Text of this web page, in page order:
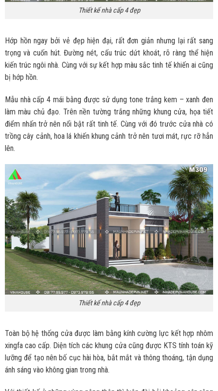
Thiết kế nhà cấp 4 đẹp
Hớp hồn ngay bởi vẻ đẹp hiện đại, rất đơn giản nhưng lại rất sang
trọng và cuốn hút. Đường nét, cấu trúc dứt khoát, rõ ràng thể hiện
kiến trúc ngôi nhà. Cùng với sự kết hợp màu sắc tinh tế khiến ai cũng
bị hớp hồn.
Mẫu nhà cấp 4 mái bằng được sử dụng tone trắng kem – xanh đen
làm màu chủ đạo. Trên nền tường trắng những khung cửa, họa tiết
điểm nhấn trở nên nổi bật rất tinh tế. Cùng với đó trước cửa nhà có
trồng cây cảnh, hoa lá khiến khung cảnh trở nên tươi mát, rực rỡ hẳn
lên.
Thiết kế nhà cấp 4 đẹp
Toàn bộ hệ thống cửa được làm bằng kính cường lực kết hợp nhôm
xingfa cao cấp. Diện tích các khung cửa cũng được KTS tính toán kỹ
lưỡng để tạo nên bố cục hài hòa, bắt mắt và thông thoáng, tận dụng
ánh sáng vào không gian trong nhà.